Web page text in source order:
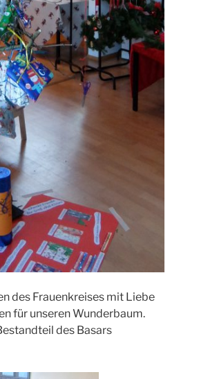
des Frauenkreises mit Liebe
für unseren Wunderbaum.
des Basars